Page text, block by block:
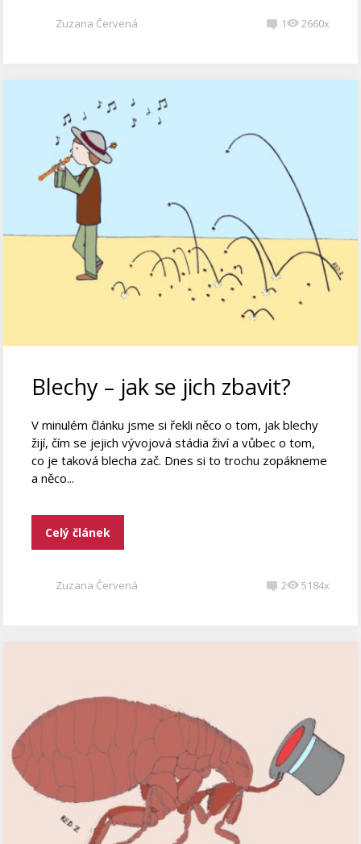
Zuzana Červená 1 2660x
Blechy – jak se jich zbavit?
V minulém článku jsme si řekli něco o tom, jak blechy
žijí, čím se jejich vývojová stádia živí a vůbec o tom,
co je taková blecha zač. Dnes si to trochu zopákneme
a něco...
Celý článek
Zuzana Červená 2 5184x